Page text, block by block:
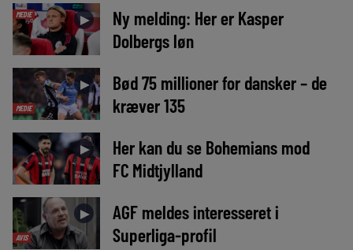
MEDIE ►
Ny melding: Her er Kasper
Dolbergs løn
MEDIE
►
Bød 75 millioner for dansker – de
kræver 135
►
Her kan du se Bohemians mod
FC Midtjylland
AVIS
►
AGF meldes interesseret i
Superliga-profil